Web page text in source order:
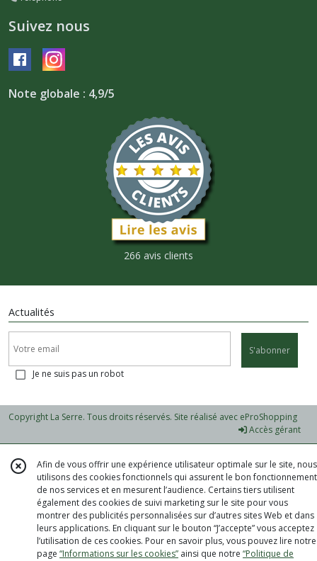
Suivez nous
Note globale : 4,9/5
266 avis clients
Actualités
S'abonner
Je ne suis pas un robot
Copyright La Serre. Tous droits réservés. Site réalisé avec eProShopping
Accès gérant
Afin de vous offrir une expérience utilisateur optimale sur le site, nous
utilisons des cookies fonctionnels qui assurent le bon fonctionnement
de nos services et en mesurent l’audience. Certains tiers utilisent
également des cookies de suivi marketing sur le site pour vous
montrer des publicités personnalisées sur d’autres sites Web et dans
leurs applications. En cliquant sur le bouton “J’accepte” vous acceptez
l’utilisation de ces cookies. Pour en savoir plus, vous pouvez lire notre
page “Informations sur les cookies” ainsi que notre “Politique de